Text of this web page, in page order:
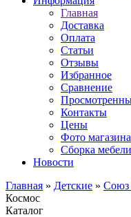
Главная
Доставка
Оплата
Статьи
Отзывы
Избранное
Сравнение
Контакты
Цены
Фото магазина
Сборка мебели
Новости
Главная » Детские » Союз
Космос
Каталог